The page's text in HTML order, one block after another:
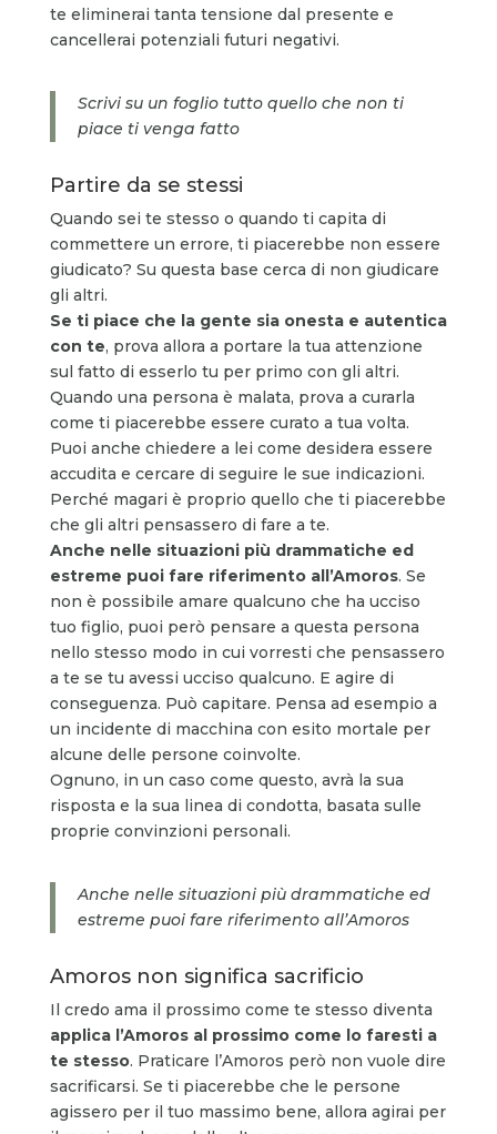
te eliminerai tanta tensione dal presente e
cancellerai potenziali futuri negativi.
Scrivi su un foglio tutto quello che non ti
piace ti venga fatto
Partire da se stessi
Quando sei te stesso o quando ti capita di
commettere un errore, ti piacerebbe non essere
giudicato? Su questa base cerca di non giudicare
gli altri.
Se ti piace che la gente sia onesta e autentica
con te, prova allora a portare la tua attenzione
sul fatto di esserlo tu per primo con gli altri.
Quando una persona è malata, prova a curarla
come ti piacerebbe essere curato a tua volta.
Puoi anche chiedere a lei come desidera essere
accudita e cercare di seguire le sue indicazioni.
Perché magari è proprio quello che ti piacerebbe
che gli altri pensassero di fare a te.
Anche nelle situazioni più drammatiche ed
estreme puoi fare riferimento all’Amoros. Se
non è possibile amare qualcuno che ha ucciso
tuo figlio, puoi però pensare a questa persona
nello stesso modo in cui vorresti che pensassero
a te se tu avessi ucciso qualcuno. E agire di
conseguenza. Può capitare. Pensa ad esempio a
un incidente di macchina con esito mortale per
alcune delle persone coinvolte.
Ognuno, in un caso come questo, avrà la sua
risposta e la sua linea di condotta, basata sulle
proprie convinzioni personali.
Anche nelle situazioni più drammatiche ed
estreme puoi fare riferimento all’Amoros
Amoros non significa sacrificio
Il credo ama il prossimo come te stesso diventa
applica l’Amoros al prossimo come lo faresti a
te stesso. Praticare l’Amoros però non vuole dire
sacrificarsi. Se ti piacerebbe che le persone
agissero per il tuo massimo bene, allora agirai per